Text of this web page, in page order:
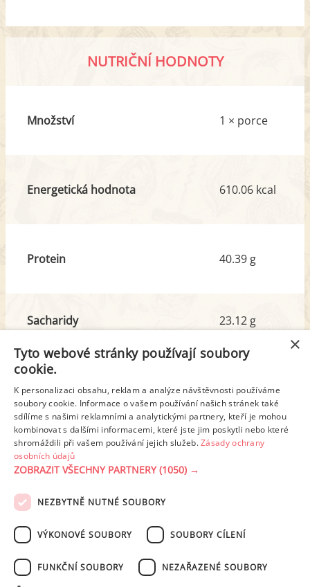
NUTRIČNÍ HODNOTY
Množství 1 × porce
Energetická hodnota 610.06 kcal
Protein 40.39 g
Sacharidy
z toho cukr
23.12 g
5.90 g
Tuk
z toho nas. mastné kyseliny
39.19 g
7.59 g
Detailní rozpis
PODMÍNKY UŽITÍ ZÁSADY OCHRANY OSOBNÍCH ÚDAJŮ
NASTAVENÍ COOKIES
×
Tyto webové stránky používají soubory
cookie.
K personalizaci obsahu, reklam a analýze návštěvnosti používáme
soubory cookie. Informace o vašem používání našich stránek také
sdílíme s našimi reklamními a analytickými partnery, kteří je mohou
kombinovat s dalšími informacemi, které jste jim poskytli nebo které
shromáždili při vašem používání jejich služeb.Zásady ochrany
osobních údajů
ZOBRAZIT VŠECHNY PARTNERY(1050) →
NEZBYTNĚ NUTNÉ SOUBORY
VÝKONOVÉ SOUBORY SOUBORY CÍLENÍ
FUNKČNÍ SOUBORY NEZAŘAZENÉ SOUBORY